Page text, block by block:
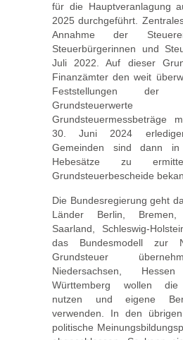
für die Hauptveranlagung
2025 durchgeführt.
Annahme der
Steuerbürgerinnen und
Juli 2022. Auf dieser
Finanzämter den weit
Feststellungen der
Grundsteuermessbeträge
30. Juni 2024
Gemeinden sind dann
Hebesätze zu
Grundsteuerbescheide
Die Bundesregierung geht
Länder Berlin, Bremen,
Saarland, Schleswig-
das Bundesmodell zur
Grundsteuer
Niedersachsen,
Württemberg wollen die
nutzen und eigene
verwenden. In den
politische